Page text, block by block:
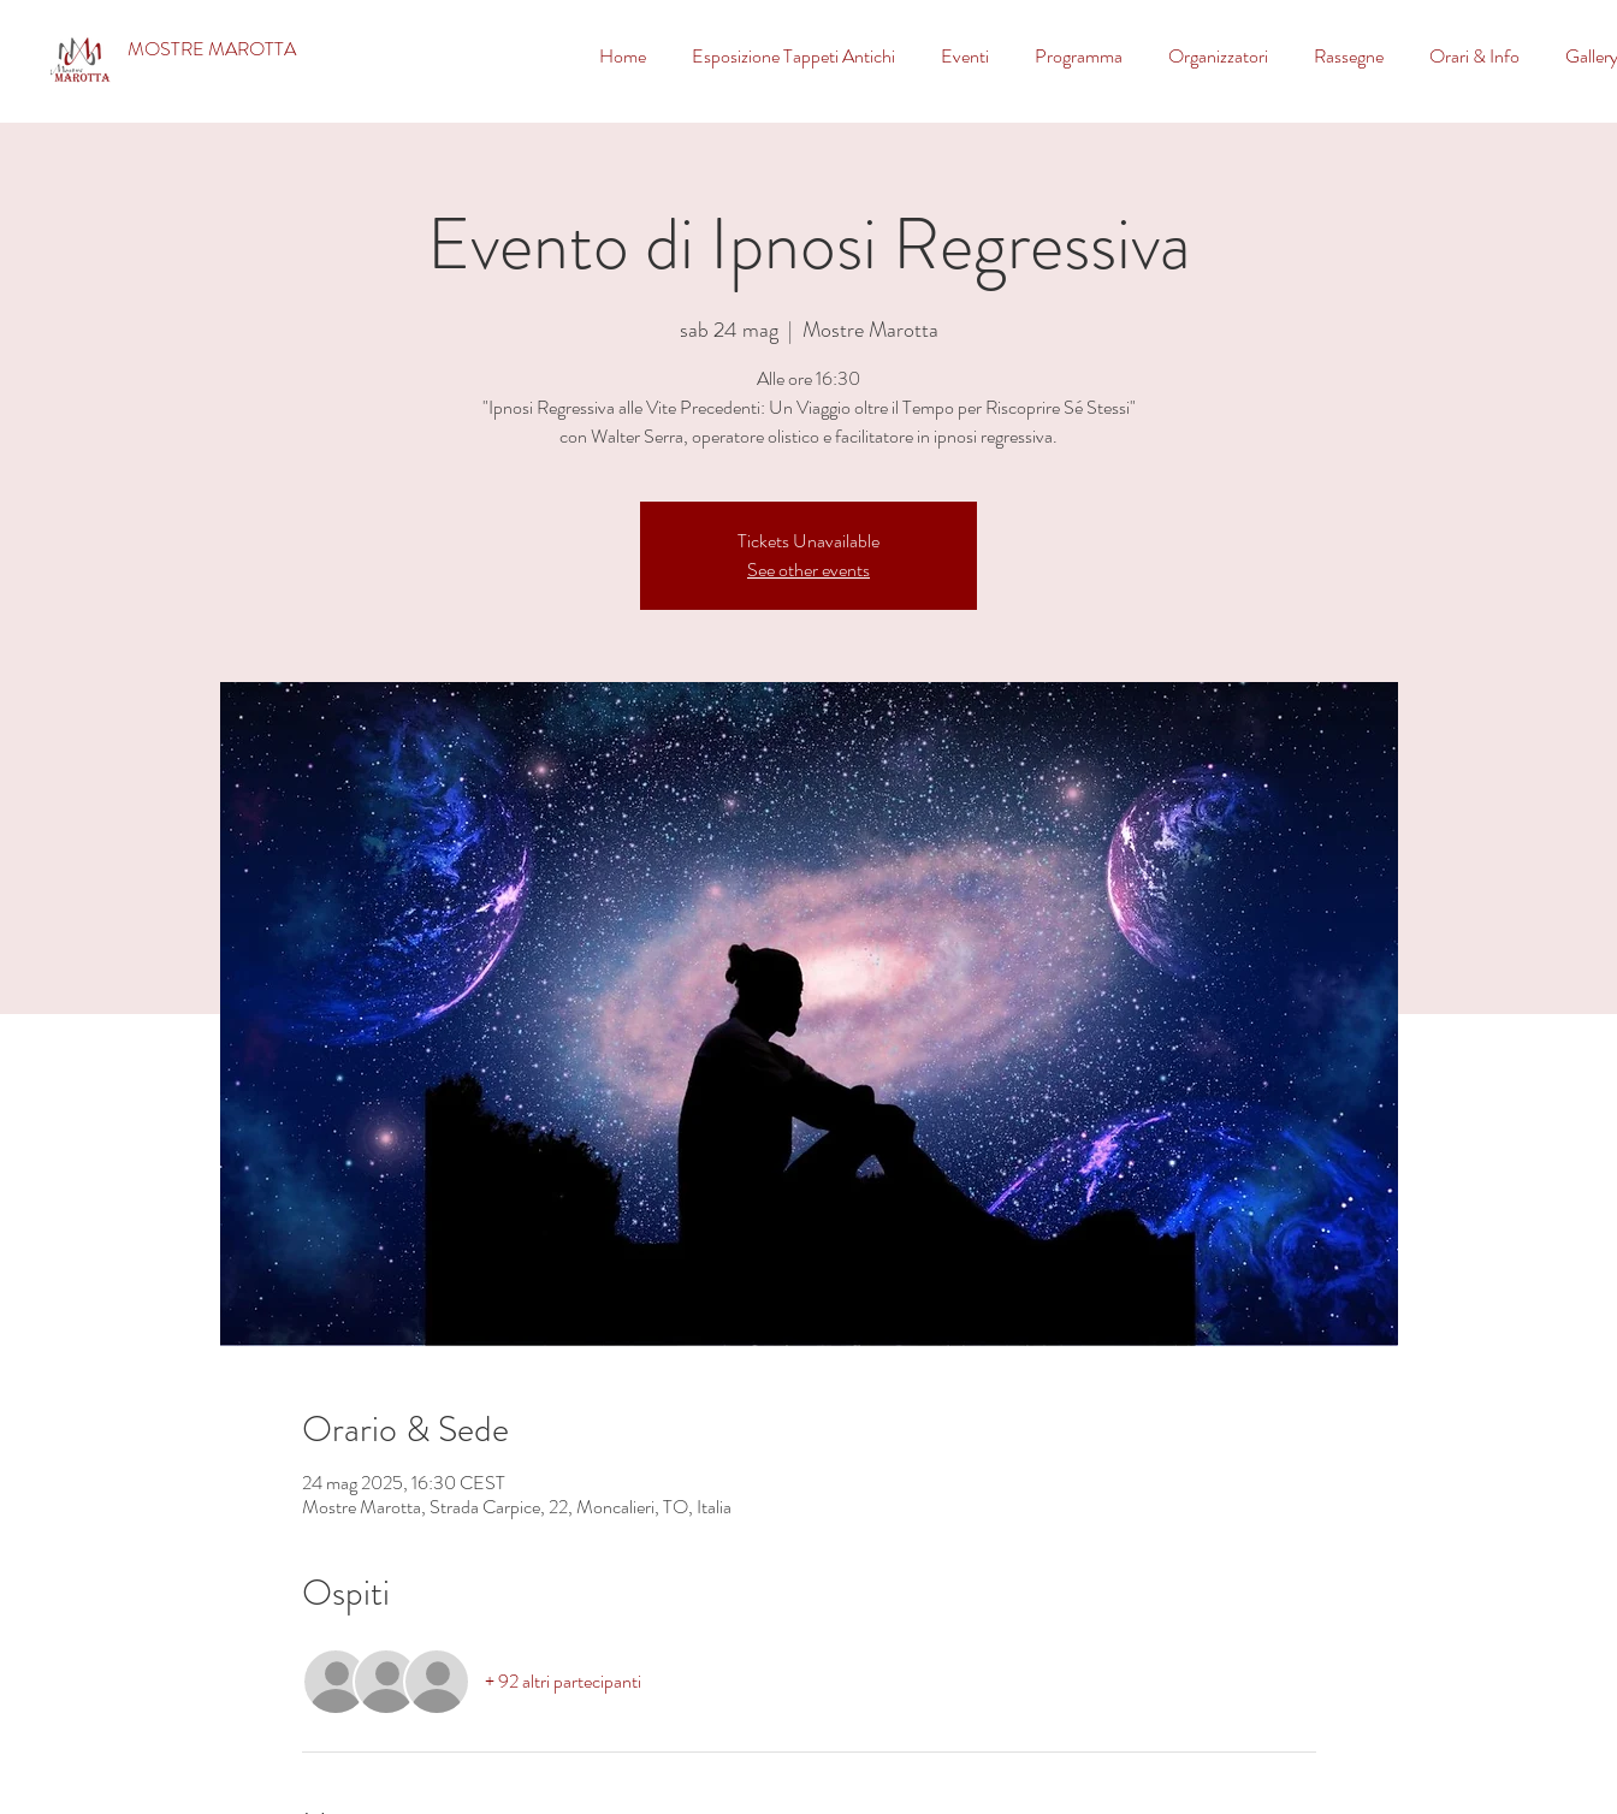
MOSTRE MAROTTA Home Esposizione Tappeti Antichi Eventi Programma Organizzatori Rassegne Orari & Info Gallery
Evento di Ipnosi Regressiva
sab 24 mag
  |
Mostre Marotta
Alle ore 16:30
"Ipnosi Regressiva alle Vite Precedenti: Un Viaggio oltre il Tempo per Riscoprire Sé Stessi"
con Walter Serra, operatore olistico e facilitatore in ipnosi regressiva.
Tickets Unavailable
See other events
Orario & Sede
24 mag 2025, 16:30 CEST
Mostre Marotta, Strada Carpice, 22, Moncalieri, TO, Italia
Ospiti
+ 92 altri partecipanti